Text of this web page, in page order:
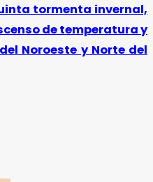
tormenta invernal,
de temperatura y
Noroeste y Norte del